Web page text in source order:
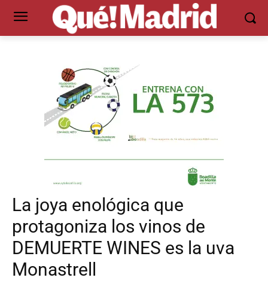
La joya enológica que
protagoniza los vinos de
DEMUERTE WINES es la uva
Monastrell